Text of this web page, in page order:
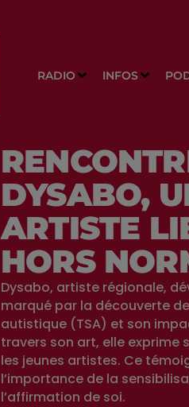
RADIO INFOS
DYSABO,
ARTISTE
HORS
Dysabo, artiste régionale,
marqué par la découverte
autistique (TSA) et son
travers son art, elle exprime
les jeunes artistes. Ce
l’importance de la
l’affirmation de soi.